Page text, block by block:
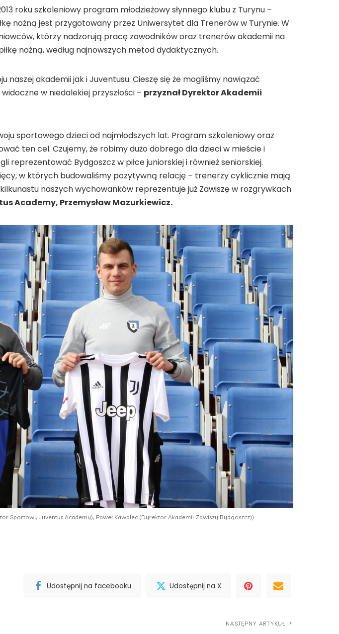
roku szkoleniowy program młodzieżowy słynnego klubu z Turynu –
nożną jest przygotowany przez Uniwersytet dla Trenerów w Turynie. W
którzy nadzorują pracę zawodników oraz trenerów akademii na
nożną, według najnowszych metod dydaktycznych.
akademii jak i Juventusu. Cieszę się że mogliśmy nawiązać
w niedalekiej przyszłości – przyznał Dyrektor Akademii
sportowego dzieci od najmłodszych lat. Program szkoleniowy oraz
ten cel. Czujemy, że robimy dużo dobrego dla dzieci w mieście i
reprezentować Bydgoszcz w piłce juniorskiej i również seniorskiej.
w których budowaliśmy pozytywną relację – trenerzy cyklicznie mają
naszych wychowanków reprezentuje już Zawiszę w rozgrywkach
Academy, Przemysław Mazurkiewicz.
Sportowy Juventus Academy), Paweł Kawalec (Dyrektor Akademii Zawiszy Bydgoszcz))
Udostępnij na facebooku Udostępnij na X
NASTĘPNY ARTYKUŁ